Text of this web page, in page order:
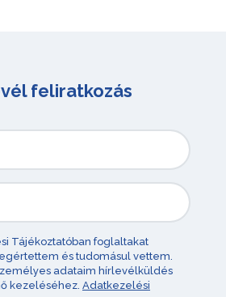
feliratkozás
Tájékoztatóban foglaltakat
és tudomásul vettem.
adataim hírlevélküldés
kezeléséhez. Adatkezelési